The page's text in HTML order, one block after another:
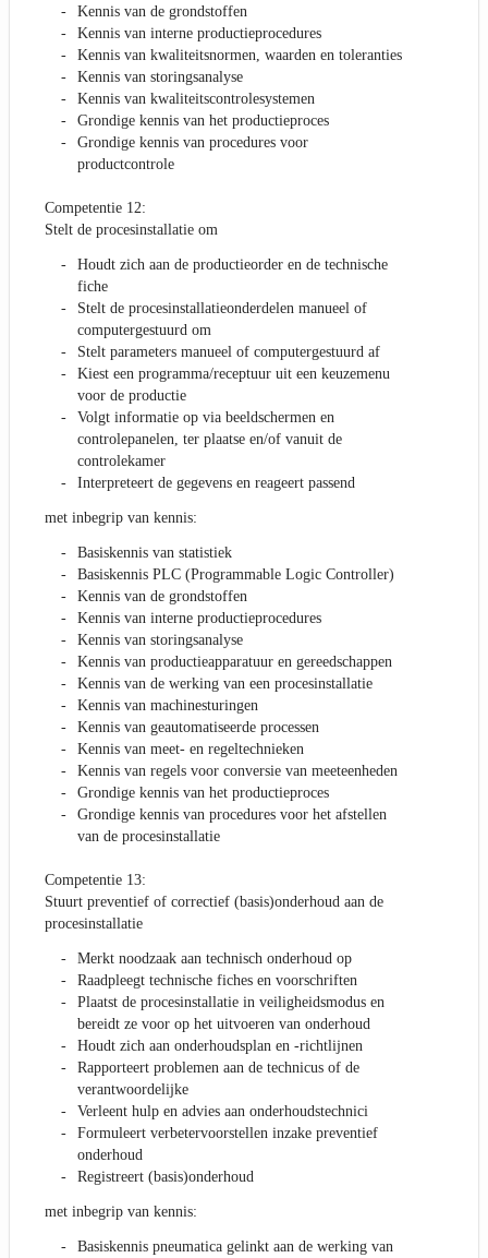
Kennis van de grondstoffen
Kennis van interne productieprocedures
Kennis van kwaliteitsnormen, waarden en toleranties
Kennis van storingsanalyse
Kennis van kwaliteitscontrolesystemen
Grondige kennis van het productieproces
Grondige kennis van procedures voor
productcontrole
Competentie 12:
Stelt de procesinstallatie om
Houdt zich aan de productieorder en de technische
fiche
Stelt de procesinstallatieonderdelen manueel of
computergestuurd om
Stelt parameters manueel of computergestuurd af
Kiest een programma/receptuur uit een keuzemenu
voor de productie
Volgt informatie op via beeldschermen en
controlepanelen, ter plaatse en/of vanuit de
controlekamer
Interpreteert de gegevens en reageert passend
met inbegrip van kennis:
Basiskennis van statistiek
Basiskennis PLC (Programmable Logic Controller)
Kennis van de grondstoffen
Kennis van interne productieprocedures
Kennis van storingsanalyse
Kennis van productieapparatuur en gereedschappen
Kennis van de werking van een procesinstallatie
Kennis van machinesturingen
Kennis van geautomatiseerde processen
Kennis van meet- en regeltechnieken
Kennis van regels voor conversie van meeteenheden
Grondige kennis van het productieproces
Grondige kennis van procedures voor het afstellen
van de procesinstallatie
Competentie 13:
Stuurt preventief of correctief (basis)onderhoud aan de
procesinstallatie
Merkt noodzaak aan technisch onderhoud op
Raadpleegt technische fiches en voorschriften
Plaatst de procesinstallatie in veiligheidsmodus en
bereidt ze voor op het uitvoeren van onderhoud
Houdt zich aan onderhoudsplan en -richtlijnen
Rapporteert problemen aan de technicus of de
verantwoordelijke
Verleent hulp en advies aan onderhoudstechnici
Formuleert verbetervoorstellen inzake preventief
onderhoud
Registreert (basis)onderhoud
met inbegrip van kennis:
Basiskennis pneumatica gelinkt aan de werking van